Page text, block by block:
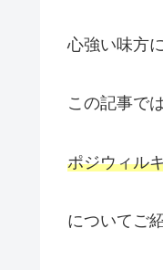
心強い味方
この記事で
ポジウィル
についてご